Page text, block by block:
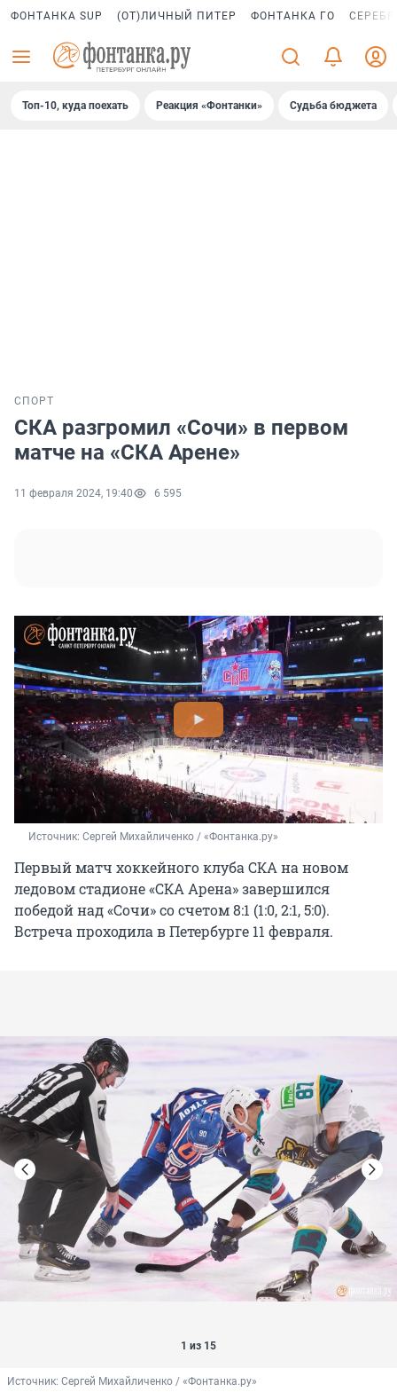
ФОНТАНКА SUP (ОТ)ЛИЧНЫЙ ПИТЕР ФОНТАНКА ГО
Топ-10, куда поехать Реакция «Фонтанки» Судьба бюджета
СПОРТ
СКА разгромил «Сочи» в первом
матче на «СКА Арене»
11 февраля 2024, 19:40 6 595
Источник: Сергей Михайличенко / «Фонтанка.ру»
Первый матч хоккейного клуба СКА на новом
ледовом стадионе «СКА Арена» завершился
победой над «Сочи» со счетом 8:1 (1:0, 2:1, 5:0).
Встреча проходила в Петербурге 11 февраля.
1 из 15
Источник: Сергей Михайличенко / «Фонтанка.ру»